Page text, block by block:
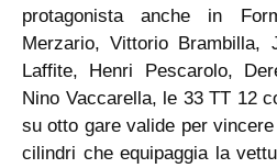
protagonista anche in
Merzario, Vittorio Brambilla,
Laffite, Henri Pescarolo,
Nino Vaccarella, le 33 TT 12
su otto gare valide per
cilindri che equipaggia la